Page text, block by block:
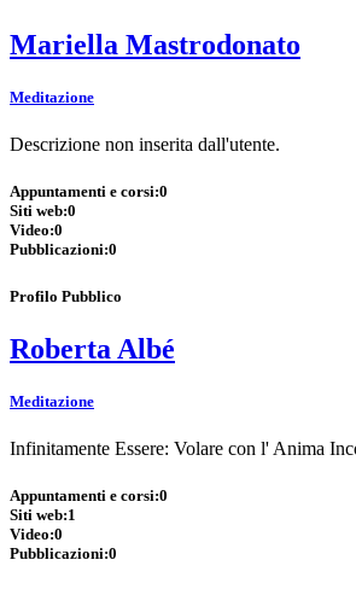
Mariella Mastrodonato
Meditazione
Descrizione non inserita dall'utente.
Appuntamenti e corsi:0
Siti web:0
Video:0
Pubblicazioni:0
Profilo Pubblico
Roberta Albé
Meditazione
Infinitamente Essere: Volare con l' Anima
Appuntamenti e corsi:0
Siti web:1
Video:0
Pubblicazioni:0